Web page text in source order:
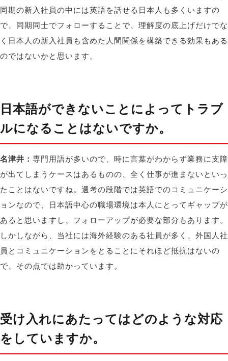
同期の新入社員の中には英語を話せる日本人も多くいますの
で、同期同士でフォローすることで、理解度の底上げだけでな
く日本人の新入社員も含めた人間関係を構築できる効果もある
のではないかと思います。
日本語ができないことによってトラブ
ルになることはないですか。
名津井： 専門用語が多いので、時に言葉がわからず業務に支障
が出てしまうケースはあるものの、全く仕事が進まないといっ
たことはないですね。選考の段階では英語でのコミュニケーシ
ョンなので、日本語中心の職場環境は本人にとってギャップが
あると思いますし、フォローアップが必要な部分もあります。
しかしながら、当社には海外経験のある社員が多く、外国人社
員とコミュニケーションをとることにそれほど抵抗はないの
で、その点では助かっています。
受け入れにあたってはどのような対応
をしていますか。